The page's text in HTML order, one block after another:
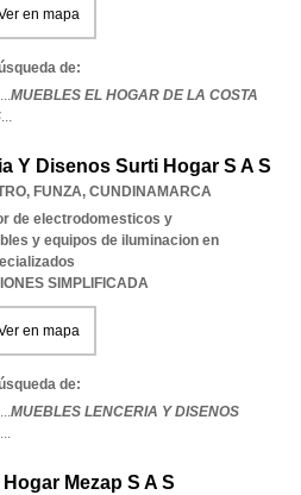
en mapa
de:
MUEBLES EL HOGAR DE LA COSTA
...
Y Disenos Surti Hogar S A S
, FUNZA, CUNDINAMARCA
de electrodomesticos y
y equipos de iluminacion en
SIMPLIFICADA
en mapa
de:
MUEBLES LENCERIA Y DISENOS
...
Mezap S A S